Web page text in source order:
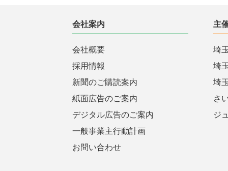
会社案内
会社概要
採用情報
新聞のご購読案内
紙面広告のご案内
デジタル広告のご案内
一般事業主行動計画
お問い合わせ
主
埼
埼
埼
さ
ジ